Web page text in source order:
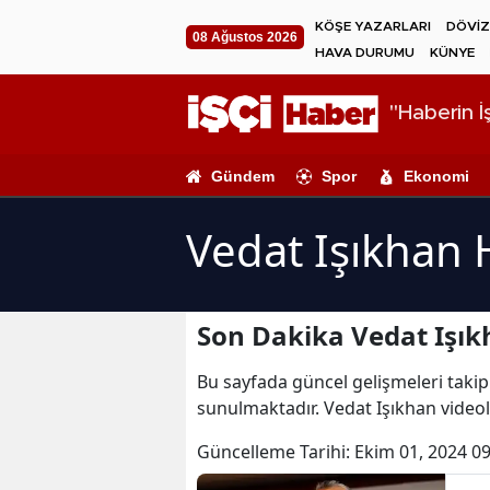
08 Ağustos 2026
KÖŞE YAZARLARI
HAVA DURUMU
KÜNYE
"Haberin
Gündem Spor Ekonomi
Vedat Işıkhan
Son Dakika Vedat
Bu sayfada güncel gelişmeleri
sunulmaktadır. Vedat Işıkhan
Güncelleme Tarihi: Ekim 01, 2024